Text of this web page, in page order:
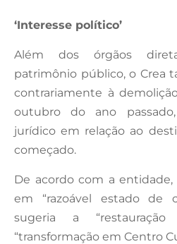
‘Interesse político’
Além dos órgãos
patrimônio público, o Crea
contrariamente à
outubro do ano
jurídico em relação ao
começado.
De acordo com a
em “razoável estado de
sugeria a
“transformação em Centro